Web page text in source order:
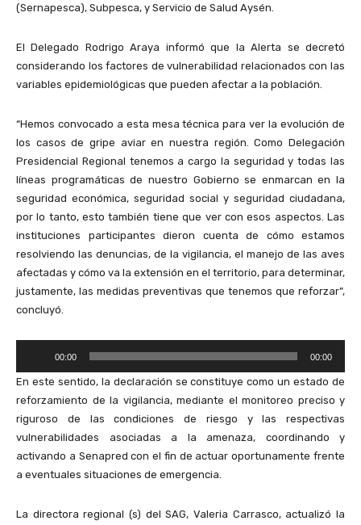
(Sernapesca), Subpesca, y Servicio de Salud Aysén.
El Delegado Rodrigo Araya informó que la Alerta se decretó
considerando los factores de vulnerabilidad relacionados con las
variables epidemiológicas que pueden afectar a la población.
“Hemos convocado a esta mesa técnica para ver la evolución de
los casos de gripe aviar en nuestra región. Como Delegación
Presidencial Regional tenemos a cargo la seguridad y todas las
líneas programáticas de nuestro Gobierno se enmarcan en la
seguridad económica, seguridad social y seguridad ciudadana,
por lo tanto, esto también tiene que ver con esos aspectos. Las
instituciones participantes dieron cuenta de cómo estamos
resolviendo las denuncias, de la vigilancia, el manejo de las aves
afectadas y cómo va la extensión en el territorio, para determinar,
justamente, las medidas preventivas que tenemos que reforzar”,
concluyó.
p
r
o
d
u
c
o
00:00 00:00
En este sentido, la declaración se constituye como un estado de
reforzamiento de la vigilancia, mediante el monitoreo preciso y
riguroso de las condiciones de riesgo y las respectivas
vulnerabilidades asociadas a la amenaza, coordinando y
activando a Senapred con el fin de actuar oportunamente frente
a eventuales situaciones de emergencia.
La directora regional (s) del SAG, Valeria Carrasco, actualizó la